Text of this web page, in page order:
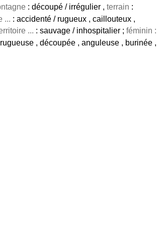
: découpé / irrégulier , terrain :
... : accidenté / rugueux , caillouteux ,
... : sauvage / inhospitalier ; féminin :
, découpée , anguleuse , burinée ,